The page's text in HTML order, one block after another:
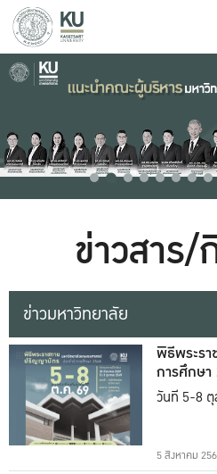
ข่าวสาร
ข่าวมหาวิทยาลัย
พิธีพระร
การศึกษา
วันที่ 5-8
5 สิงหาคม